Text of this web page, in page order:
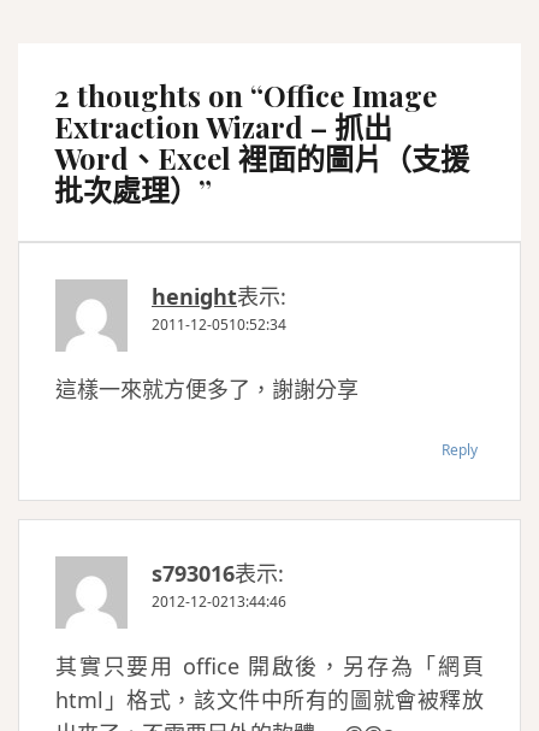
2 thoughts on “Office Image
Extraction Wizard – 抓出
Word、Excel 裡面的圖片（支援
批次處理） ”
henight表示:
2011-12-0510:52:34
這樣一來就方便多了，謝謝分享
Reply
s793016表示:
2012-12-0213:44:46
其實只要用 office 開啟後，另存為「網頁
html」格式，該文件中所有的圖就會被釋放